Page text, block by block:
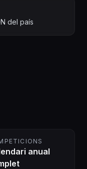
del país
anual